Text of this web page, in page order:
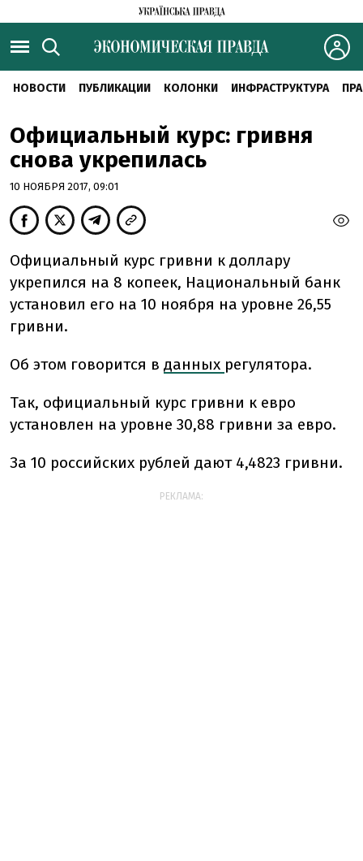
НОВОСТИ ПУБЛИКАЦИИ КОЛОНКИ ИНФРАСТРУКТУРА
Официальный курс: гривня
снова укрепилась
10 НОЯБРЯ 2017, 09:01
Официальный курс гривни к доллару
укрепился на 8 копеек, Национальный банк
установил его на 10 ноября на уровне 26,55
гривни.
Об этом говорится в данных регулятора.
Так, официальный курс гривни к евро
установлен на уровне 30,88 гривни за евро.
За 10 российских рублей дают 4,4823 гривни.
РЕКЛАМА: